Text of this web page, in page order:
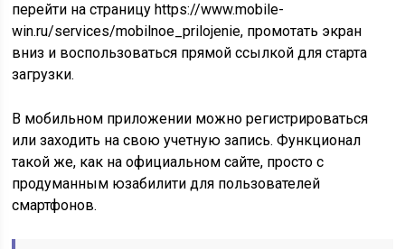
перейти на страницу https://www.mobile-
win.ru/services/mobilnoe_prilojenie, промотать экран
вниз и воспользоваться прямой ссылкой для старта
загрузки.
В мобильном приложении можно регистрироваться
или заходить на свою учетную запись. Функционал
такой же, как на официальном сайте, просто с
продуманным юзабилити для пользователей
смартфонов.